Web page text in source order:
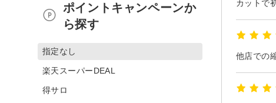
ポイントキャンペーンか
ら探す
指定なし
楽天スーパーDEAL
得サロ